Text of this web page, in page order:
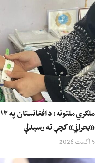
«بحراني» کچې ته رسېدلې
5 اگست 2026